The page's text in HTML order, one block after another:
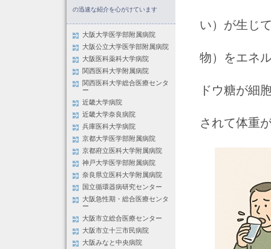
の迅速な紹介を心がけています
大阪大学医学部附属病院
大阪公立大学医学部附属病院
大阪医科薬科大学病院
関西医科大学附属病院
関西医科大学総合医療センタ
ー
近畿大学病院
近畿大学奈良病院
兵庫医科大学病院
京都大学医学部附属病院
京都府立医科大学附属病院
神戸大学医学部附属病院
奈良県立医科大学附属病院
国立循環器病研究センター
大阪急性期・総合医療センタ
ー
大阪市立総合医療センター
大阪市立十三市民病院
大阪みなと中央病院
い）が生じ
物）をエネ
ドウ糖が細
されて体重